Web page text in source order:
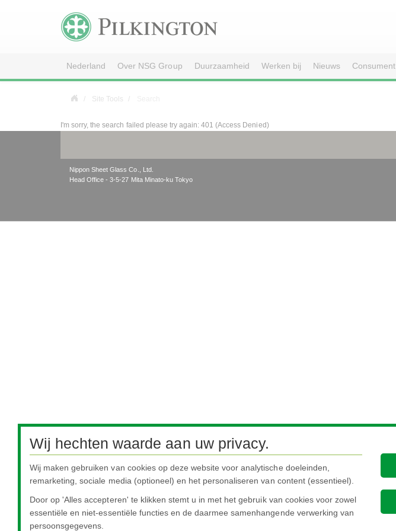
Nederland Over NSG Group Duurzaamheid Werken bij Nieuws Consument
Site Tools
I'm sorry, the search failed please try again: 401 (Access Denied)
Nippon Sheet Glass Co., Ltd.
Head Office - 3-5-27 Mita Minato-ku Tokyo
Wij hechten waarde aan uw privacy.
Wij maken gebruiken van cookies op deze website voor analytische doeleinden,
remarketing, sociale media (optioneel) en het personaliseren van content (essentieel).
Door op 'Alles accepteren' te klikken stemt u in met het gebruik van cookies voor zowel
essentiële en niet-essentiële functies en de daarmee samenhangende verwerking van
persoonsgegevens.